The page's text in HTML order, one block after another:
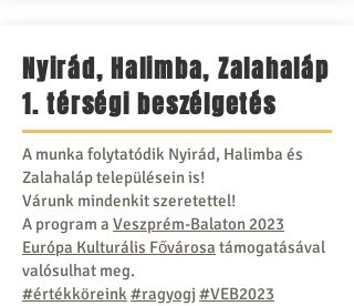
Nyirád, Halimba, Zalahaláp
1. térségi beszélgetés
A munka folytatódik Nyirád, Halimba és
Zalahaláp településein is!
Várunk mindenkit szeretettel!
A program a Veszprém-Balaton 2023
Európa Kulturális Fővárosa támogatásával
valósulhat meg.
#értékköreink #ragyogj #VEB2023